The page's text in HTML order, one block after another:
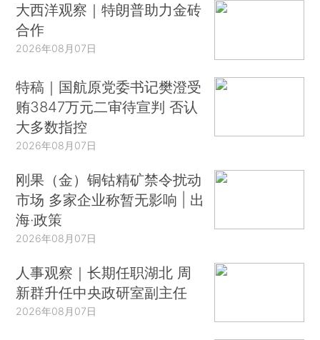
大西洋观察｜特朗普助力金砖
合作
2026年08月07日
特稿｜国航原党委书记樊澄受
贿3847万元二审待宣判 否认
大多数指控
2026年08月07日
刚果（金）铜钴精矿禁令扰动
市场 多家企业称暂无影响 | 出
海·政策
2026年08月07日
人事观察｜长期任职湖北 周
新群升任中央政研室副主任
2026年08月07日